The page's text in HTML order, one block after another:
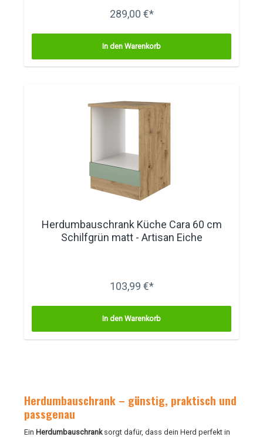
289,00 €*
In den Warenkorb
Herdumbauschrank Küche Cara 60 cm
Schilfgrün matt - Artisan Eiche
103,99 €*
In den Warenkorb
Herdumbauschrank – günstig, praktisch und
passgenau
Ein Herdumbauschranksorgt dafür, dass dein Herd perfekt in